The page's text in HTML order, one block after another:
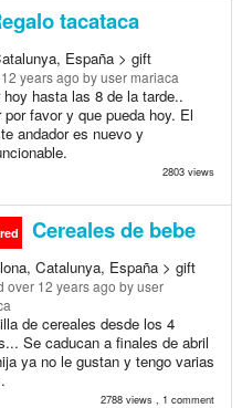
tacataca
España > gift
years ago by user mariaca
hoy hasta las 8 de la tarde..
por favor y que pueda hoy. El
andador es nuevo y
2803 views
Cereales de bebe
Catalunya, España > gift
over 12 years ago by user
de cereales desde los 4
Se caducan a finales de abril
ya no le gustan y tengo varias
2788 views , 1 comment